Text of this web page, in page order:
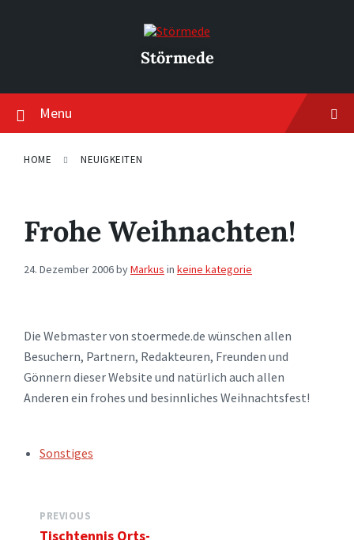
Störmede
Menu
HOME NEUIGKEITEN
Frohe Weihnachten!
24. Dezember 2006byMarkus in keine kategorie
Die Webmaster von stoermede.de wünschen allen
Besuchern, Partnern, Redakteuren, Freunden und
Gönnern dieser Website und natürlich auch allen
Anderen ein frohes und besinnliches Weihnachtsfest!
TAGS:Sonstiges
PREVIOUS
Tischtennis Orts-